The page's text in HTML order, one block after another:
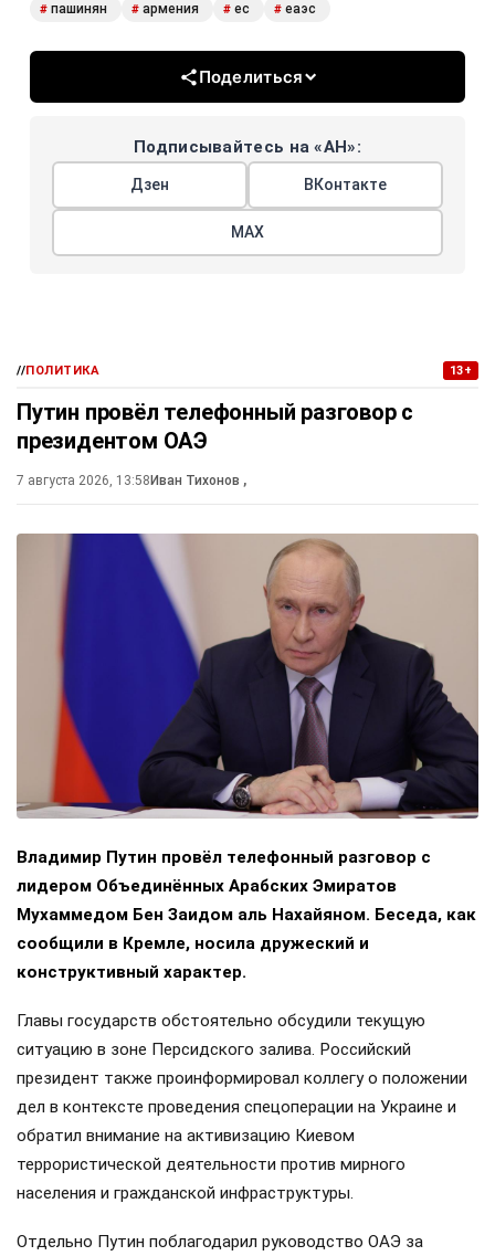
# пашинян # армения # ес # еаэс
Поделиться
Подписывайтесь на «АН»:
Дзен ВКонтакте
МАХ
//ПОЛИТИКА 13+
Путин провёл телефонный разговор с
президентом ОАЭ
7 августа 2026, 13:58 Иван Тихонов ,
Владимир Путин провёл телефонный разговор с
лидером Объединённых Арабских Эмиратов
Мухаммедом Бен Заидом аль Нахайяном. Беседа, как
сообщили в Кремле, носила дружеский и
конструктивный характер.
Главы государств обстоятельно обсудили текущую
ситуацию в зоне Персидского залива. Российский
президент также проинформировал коллегу о положении
дел в контексте проведения спецоперации на Украине и
обратил внимание на активизацию Киевом
террористической деятельности против мирного
населения и гражданской инфраструктуры.
Отдельно Путин поблагодарил руководство ОАЭ за